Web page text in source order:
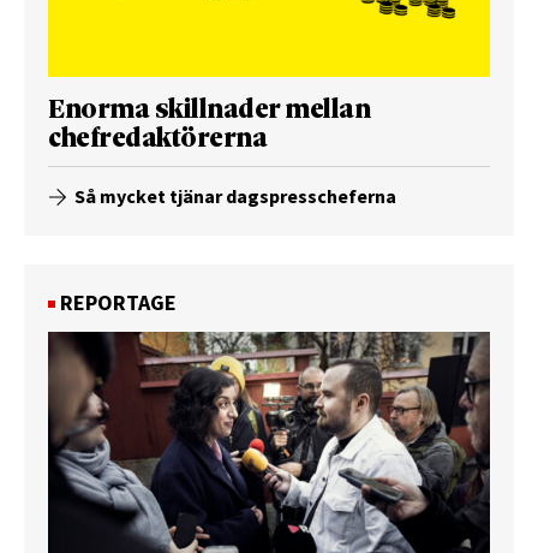
Enorma skillnader mellan
chefredaktörerna
Så mycket tjänar dagspresscheferna
REPORTAGE